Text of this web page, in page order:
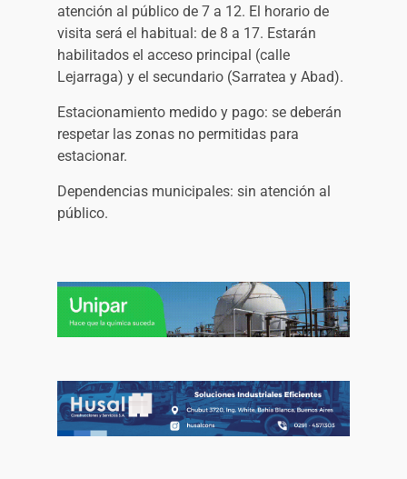
atención al público de 7 a 12. El horario de
visita será el habitual: de 8 a 17. Estarán
habilitados el acceso principal (calle
Lejarraga) y el secundario (Sarratea y Abad).
Estacionamiento medido y pago: se deberán
respetar las zonas no permitidas para
estacionar.
Dependencias municipales: sin atención al
público.